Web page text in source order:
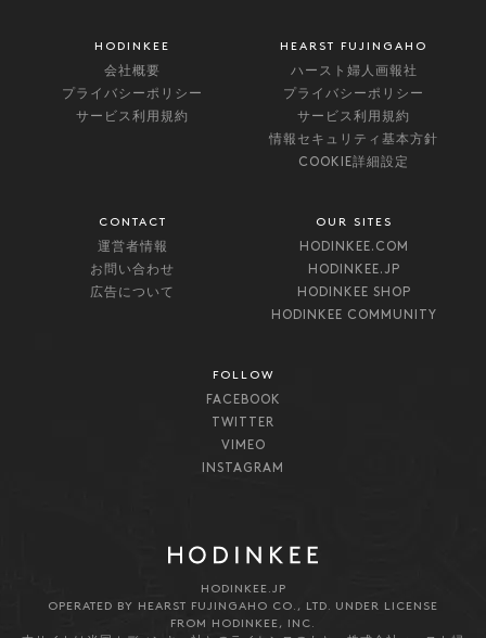
HODINKEE
会社概要
プライバシーポリシー
サービス利用規約
HEARST FUJINGAHO
ハースト婦人画報社
プライバシーポリシー
サービス利用規約
情報セキュリティ基本方針
COOKIE詳細設定
CONTACT
運営者情報
お問い合わせ
広告について
OUR SITES
HODINKEE.COM
HODINKEE.JP
HODINKEE SHOP
HODINKEE COMMUNITY
FOLLOW
FACEBOOK
TWITTER
VIMEO
INSTAGRAM
HODINKEE.JP
OPERATED BY HEARST FUJINGAHO CO., LTD. UNDER LICENSE
FROM HODINKEE, INC.